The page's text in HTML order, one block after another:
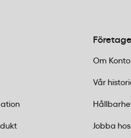
Om
Vår
Jobba hos